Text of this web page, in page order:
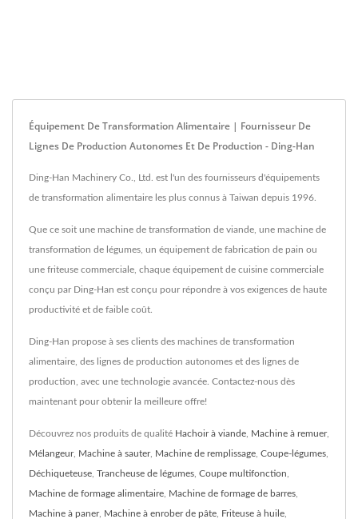
Équipement De Transformation Alimentaire | Fournisseur De
Lignes De Production Autonomes Et De Production - Ding-Han
Ding-Han Machinery Co., Ltd. est l'un des fournisseurs d'équipements
de transformation alimentaire les plus connus à Taiwan depuis 1996.
Que ce soit une machine de transformation de viande, une machine de
transformation de légumes, un équipement de fabrication de pain ou
une friteuse commerciale, chaque équipement de cuisine commerciale
conçu par Ding-Han est conçu pour répondre à vos exigences de haute
productivité et de faible coût.
Ding-Han propose à ses clients des machines de transformation
alimentaire, des lignes de production autonomes et des lignes de
production, avec une technologie avancée. Contactez-nous dès
maintenant pour obtenir la meilleure offre!
Découvrez nos produits de qualité Hachoir à viande Machine à remuer,
Mélangeur, Machine à sauter, Machine de remplissage Coupe-légumes
Déchiqueteuse Trancheuse de légumes Coupe multifonction
Machine de formage alimentaire Machine de formage de barres
Machine à paner, Machine à enrober de pâte Friteuse à huile